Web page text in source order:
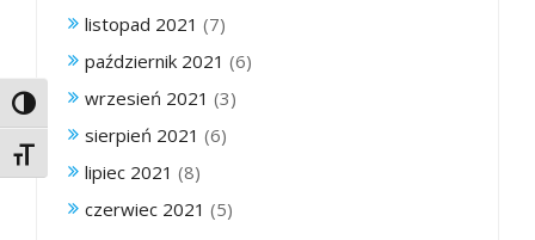
Toggle High Contrast
Toggle Font size
listopad 2021 (7)
październik 2021 (6)
wrzesień 2021 (3)
sierpień 2021 (6)
lipiec 2021 (8)
czerwiec 2021 (5)